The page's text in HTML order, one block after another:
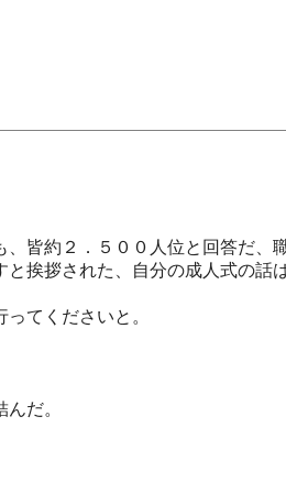
皆約２．５００人位と回答だ、
挨拶された、自分の成人式の話
てくださいと。
だ。